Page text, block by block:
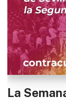
La